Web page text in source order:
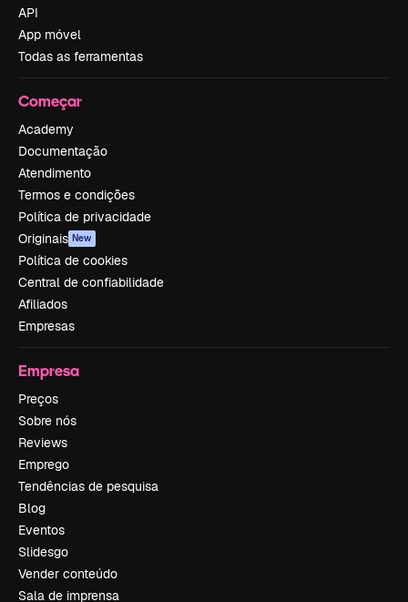
API
App móvel
Todas as ferramentas
Começar
Academy
Documentação
Atendimento
Termos e condições
Política de privacidade
Originais New
Política de cookies
Central de confiabilidade
Afiliados
Empresas
Empresa
Preços
Sobre nós
Reviews
Emprego
Tendências de pesquisa
Blog
Eventos
Slidesgo
Vender conteúdo
Sala de imprensa